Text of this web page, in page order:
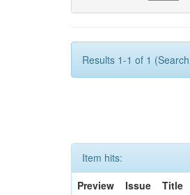
Results 1-1 of 1
Item hits:
Preview
Issue
Title